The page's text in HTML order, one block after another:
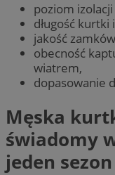
poziom
długość kurtki
jakość
obecność
wiatrem,
dopasowanie
Męska
świadomy
jeden sezon